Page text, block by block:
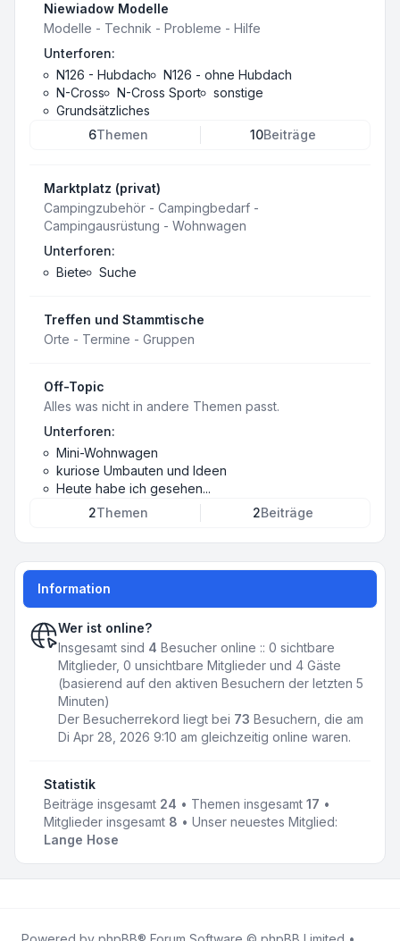
Niewiadow Modelle
Modelle - Technik - Probleme - Hilfe
Unterforen:
N126 - Hubdach
N126 - ohne Hubdach
N-Cross
N-Cross Sport
sonstige
Grundsätzliches
6Themen 10Beiträge
Marktplatz (privat)
Campingzubehör - Campingbedarf -
Campingausrüstung - Wohnwagen
Unterforen:
Biete
Suche
Treffen und Stammtische
Orte - Termine - Gruppen
Off-Topic
Alles was nicht in andere Themen passt.
Unterforen:
Mini-Wohnwagen
kuriose Umbauten und Ideen
Heute habe ich gesehen...
2Themen 2Beiträge
Information
Wer ist online?
Insgesamt sind 4 Besucher online :: 0 sichtbare
Mitglieder, 0 unsichtbare Mitglieder und 4 Gäste
(basierend auf den aktiven Besuchern der letzten 5
Minuten)
Der Besucherrekord liegt bei 73 Besuchern, die am
Di Apr 28, 2026 9:10 am gleichzeitig online waren.
Statistik
Beiträge insgesamt 24 • Themen insgesamt 17 •
Mitglieder insgesamt 8 • Unser neuestes Mitglied:
Lange Hose